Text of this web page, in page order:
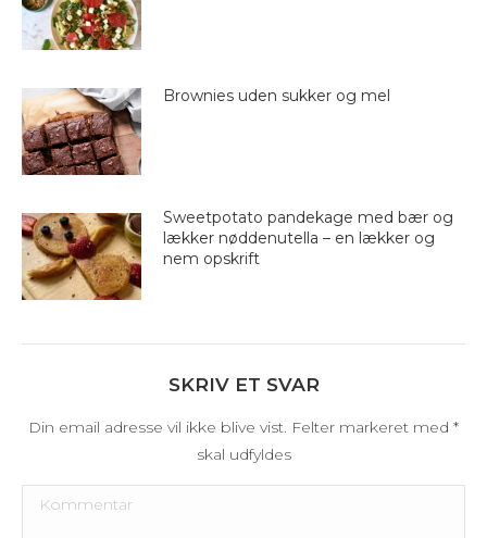
Brownies uden sukker og mel
Sweetpotato pandekage med bær og
lækker nøddenutella – en lækker og
nem opskrift
SKRIV ET SVAR
Din email adresse vil ikke blive vist. Felter markeret med *
skal udfyldes
Kommentar